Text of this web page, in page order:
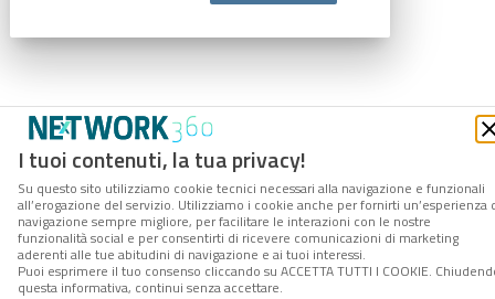
I tuoi contenuti, la tua privacy!
Su questo sito utilizziamo cookie tecnici necessari alla navigazione e funzionali
all’erogazione del servizio. Utilizziamo i cookie anche per fornirti un’esperienza
navigazione sempre migliore, per facilitare le interazioni con le nostre
funzionalità social e per consentirti di ricevere comunicazioni di marketing
aderenti alle tue abitudini di navigazione e ai tuoi interessi.
Puoi esprimere il tuo consenso cliccando su ACCETTA TUTTI I COOKIE.
questa informativa, continui senza accettare.